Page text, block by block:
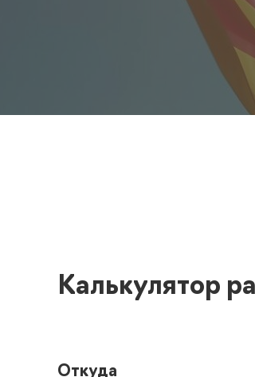
Полезная информация
Калькулятор
Откуда